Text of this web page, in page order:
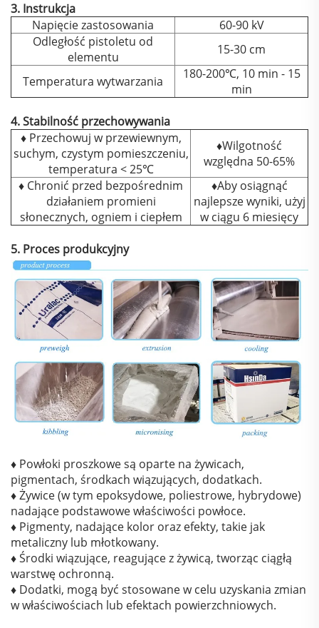
3. Instrukcja
Napięcie zastosowania
60-90 kV
Odległość pistoletu od
elementu
15-30 cm
Temperatura wytwarzania
180-200℃, 10 min - 15
min
4. Stabilność przechowywania
♦ Przechowuj w przewiewnym,
suchym, czystym pomieszczeniu,
temperatura < 25℃
♦Wilgotność
względna 50-65%
♦ Chronić przed bezpośrednim
działaniem promieni
słonecznych, ogniem i ciepłem
♦Aby osiągnąć
najlepsze wyniki, użyj
w ciągu 6 miesięcy
5. Proces produkcyjny
♦ Powłoki proszkowe są oparte na żywicach,
pigmentach, środkach wiązujących, dodatkach.
♦ Żywice (w tym epoksydowe, poliestrowe, hybrydowe)
nadające podstawowe właściwości powłoce.
♦ Pigmenty, nadające kolor oraz efekty, takie jak
metaliczny lub młotkowany.
♦ Środki wiązujące, reagujące z żywicą, tworząc ciągłą
warstwę ochronną.
♦ Dodatki, mogą być stosowane w celu uzyskania zmian
w właściwościach lub efektach powierzchniowych.